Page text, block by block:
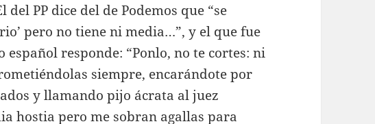
PP dice del de Podemos que “se
pero no tiene ni media…”, y el que fue
responde: “Ponlo, no te cortes: ni
siempre, encarándote por
y llamando pijo ácrata al juez
hostia pero me sobran agallas para